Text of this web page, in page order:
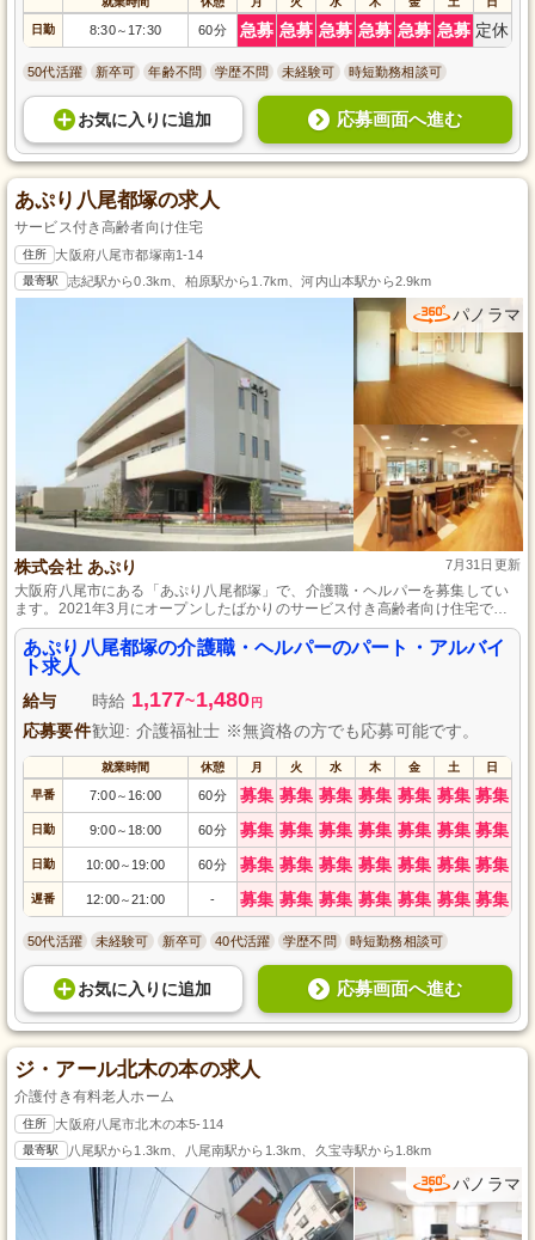
日勤 8:30～ 17:30 60分 急募 急募 急募 急募 急募 急募 定休
50代活躍 新卒可 年齢不問 学歴不問 未経験可 時短勤務相談可
お気に入り に追加 応募画面へ進む
あぷり八尾都塚の求人
サービス付き高齢者向け住宅
住所 大阪府八尾市都塚南1-14
最寄駅 志紀駅から0.3km、柏原駅から1.7km、河内山本駅から2.9km
パノラマ
株式会社 あぷり 7月31日更新
大阪府八尾市にある「あぷり八尾都塚」で、介護職・ヘルパーを募集してい
ます。2021年3月にオープンしたばかりのサービス付き高齢者向け住宅での
仕事です。未経験者も歓迎で、研修制度が充実しており、安心して働ける環
境です。入居者様の笑顔と安全な生活をサポートしながら、自分のプライベ
ートとも両立できます。あなたの笑顔が入居者様の安心につながる職場で、
一緒に働いてみませんか？
あぷり八尾都塚の介護職・ヘルパーのパート・アルバイ
ト求人
給与 時給 1,177~1,480 円
応募要件歓迎: 介護福祉士 ※無資格の方でも応募可能です。
就業時間 休憩 月 火 水 木 金 土 日
早番 7:00～ 16:00 60分 募集 募集 募集 募集 募集 募集 募集
日勤 9:00～ 18:00 60分 募集 募集 募集 募集 募集 募集 募集
日勤 10:00～ 19:00 60分 募集 募集 募集 募集 募集 募集 募集
遅番 12:00～21:00 - 募集 募集 募集 募集 募集 募集 募集
50代活躍 未経験可 新卒可 40代活躍 学歴不問 時短勤務相談可
お気に入り に追加 応募画面へ進む
ジ・アール北木の本の求人
介護付き有料老人ホーム
住所 大阪府八尾市北木の本5-114
最寄駅 八尾駅から1.3km、八尾南駅から1.3km、久宝寺駅から1.8km
パノラマ